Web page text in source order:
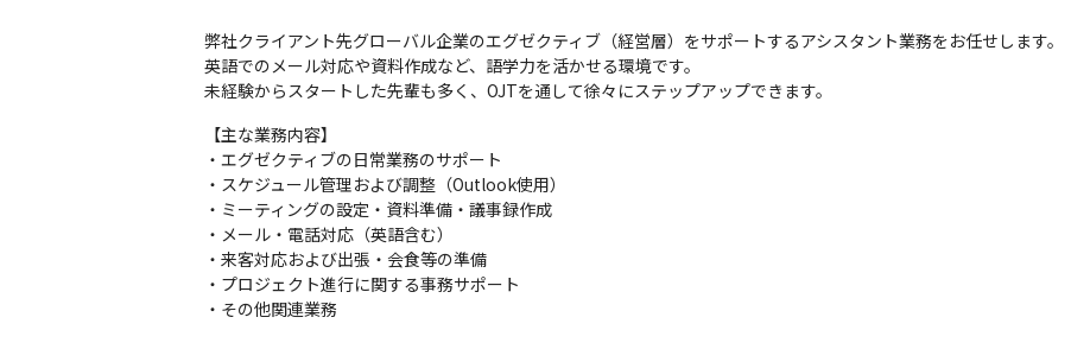
弊社クライアント先グローバル企業のエグゼクティブ（経営層）をサポートするアシスタント業務をお任せします。
英語でのメール対応や資料作成など、語学力を活かせる環境です。
未経験からスタートした先輩も多く、OJTを通して徐々にステップアップできます。
【主な業務内容】
・エグゼクティブの日常業務のサポート
・スケジュール管理および調整（Outlook使用）
・ミーティングの設定・資料準備・議事録作成
・メール・電話対応（英語含む）
・来客対応および出張・会食等の準備
・プロジェクト進行に関する事務サポート
・その他関連業務